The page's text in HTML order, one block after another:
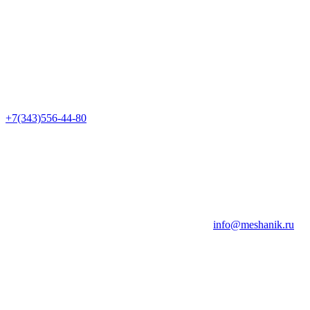
+7(343)556-44-80
info@meshanik.ru